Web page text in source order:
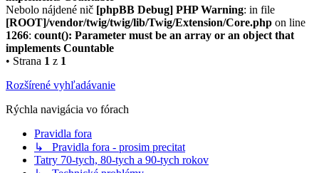
Nebolo nájdené nič [phpBB Debug] PHP Warning: in file
[ROOT]/vendor/twig/twig/lib/Twig/Extension/Core.php on line
1266: count(): Parameter must be an array or an object that
implements Countable
• Strana 1 z 1
Rozšírené vyhľadávanie
Rýchla navigácia vo fórach
Pravidla fora
↳ Pravidla fora - prosim precitat
Tatry 70-tych, 80-tych a 90-tych rokov